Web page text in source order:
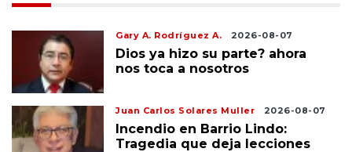
Gary A. Rodríguez A. 2026-08-07
Dios ya hizo su parte? ahora
nos toca a nosotros
Juan Carlos Solares Muller 2026-08-07
Incendio en Barrio Lindo:
Tragedia que deja lecciones